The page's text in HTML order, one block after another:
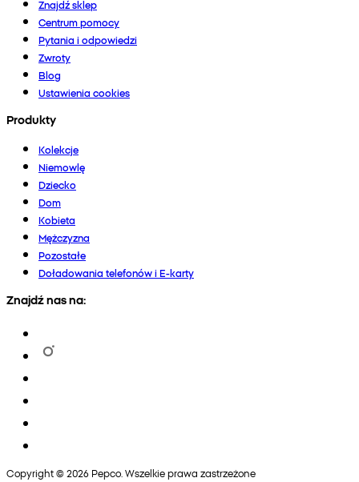
Znajdź sklep
Centrum pomocy
Pytania i odpowiedzi
Zwroty
Blog
Ustawienia cookies
Produkty
Kolekcje
Niemowlę
Dziecko
Dom
Kobieta
Mężczyzna
Pozostałe
Doładowania telefonów i E-karty
Znajdź nas na:
Copyright © 2026 Pepco. Wszelkie prawa zastrzeżone